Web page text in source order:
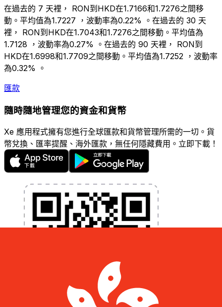
在過去的 7 天裡， RON到HKD在1.7166和1.7276之間移
動。平均值為1.7227 ，波動率為0.22% 。在過去的 30 天
裡， RON到HKD在1.7043和1.7276之間移動。平均值為
1.7128 ，波動率為0.27% 。在過去的 90 天裡， RON到
HKD在1.6998和1.7709之間移動。平均值為1.7252 ，波動率
為0.32% 。
匯款
隨時隨地管理您的資金和貨幣
Xe 應用程式擁有您進行全球匯款和貨幣管理所需的一切。貨
幣兌換、匯率提醒、海外匯款，無任何隱藏費用。立即下載！